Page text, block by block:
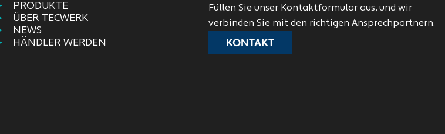
PRODUKTE
ÜBER TECWERK
NEWS
HÄNDLER WERDEN
Füllen Sie unser Kontaktformular aus, und wir
verbinden Sie mit den richtigen Ansprechpartnern.
KONTAKT